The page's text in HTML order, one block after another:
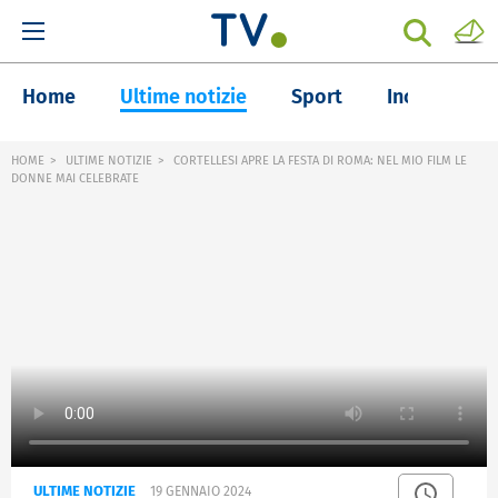
Home Ultime notizie Sport Inchieste
HOME ULTIME NOTIZIE
CORTELLESI APRE LA FESTA DI ROMA: NEL MIO FILM LE
DONNE MAI CELEBRATE
ULTIME NOTIZIE 19 GENNAIO 2024